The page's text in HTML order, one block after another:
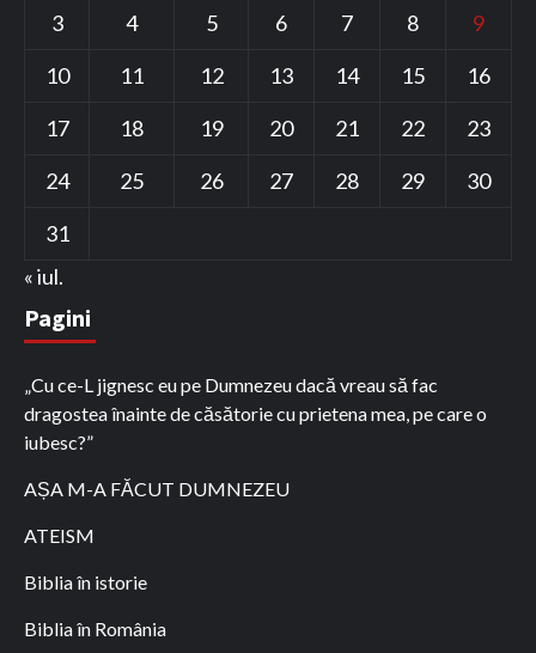
3
4 5 6 7 8
9
10
11 12 13 14 15
16
17
18 19 20 21 22
23
24
25 26 27 28 29
30
31
« iul.
Pagini
„Cu ce-L jignesc eu pe Dumnezeu dacă vreau să fac
dragostea înainte de căsătorie cu prietena mea, pe care o
iubesc?”
AȘA M-A FĂCUT DUMNEZEU
ATEISM
Biblia în istorie
Biblia în România